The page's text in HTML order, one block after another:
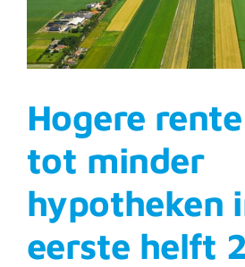
Hogere
tot minder
hypotheken
eerste helft